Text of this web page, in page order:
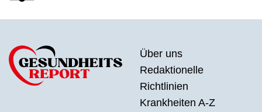
Über uns
Redaktionelle
Richtlinien
Krankheiten A-Z